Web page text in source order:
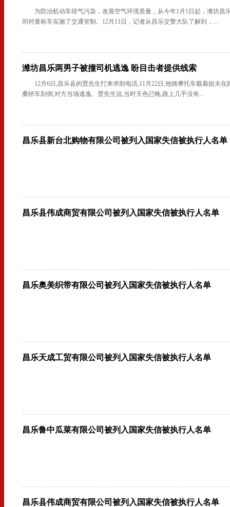
为防治机动车排气污染，改善空气环境质量，从今年1月1日起，潍坊昌
间对黄标车实施了交通管制。12月11日，记者从昌乐交警大队了解到，...
潍坊昌乐两男子被撞司机逃逸 盼目击者提供线索
12月6日,昌乐县的贾先生打来求助电话,11月22日,他骑摩托车载着姐夫
桑轿车刮倒,对方当场逃逸。贾先生说,当时天色已晚,路上几乎没有...
昌乐县新台北购物有限公司被列入国家失信被执行人名单
昌乐县伟成商贸有限公司被列入国家失信被执行人名单
昌乐奥美织带有限公司被列入国家失信被执行人名单
昌乐天成工贸有限公司被列入国家失信被执行人名单
昌乐鲁中瓜菜有限公司被列入国家失信被执行人名单
昌乐县伟成商贸有限公司被列入国家失信被执行人名单